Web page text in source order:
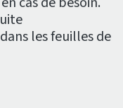
les feuilles de